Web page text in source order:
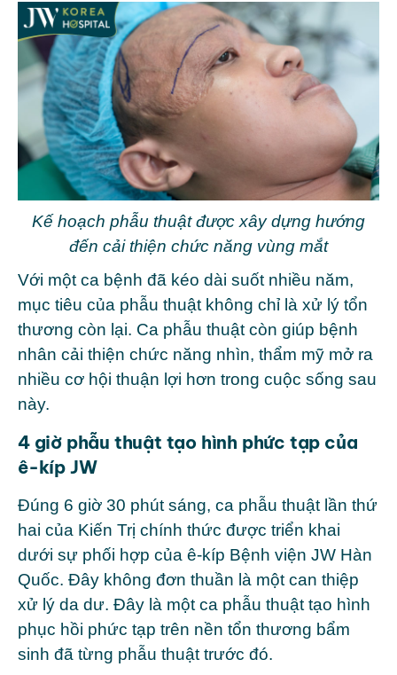
Kế hoạch phẫu thuật được xây dựng hướng
đến cải thiện chức năng vùng mắt
Với một ca bệnh đã kéo dài suốt nhiều năm,
mục tiêu của phẫu thuật không chỉ là xử lý tổn
thương còn lại. Ca phẫu thuật còn giúp bệnh
nhân cải thiện chức năng nhìn, thẩm mỹ mở ra
nhiều cơ hội thuận lợi hơn trong cuộc sống sau
này.
4 giờ phẫu thuật tạo hình phức tạp của
ê-kíp JW
Đúng 6 giờ 30 phút sáng, ca phẫu thuật lần thứ
hai của Kiến Trị chính thức được triển khai
dưới sự phối hợp của ê-kíp Bệnh viện JW Hàn
Quốc. Đây không đơn thuần là một can thiệp
xử lý da dư. Đây là một ca phẫu thuật tạo hình
phục hồi phức tạp trên nền tổn thương bẩm
sinh đã từng phẫu thuật trước đó.